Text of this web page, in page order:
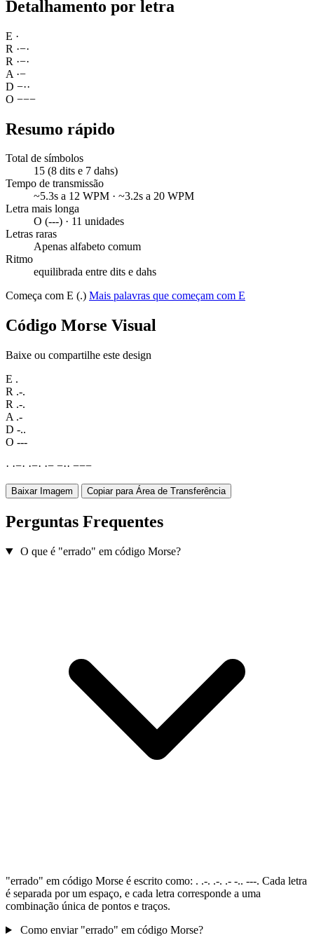
Detalhamento por letra
E ·
R ·−·
R ·−·
A ·−
D −··
O −−−
Resumo rápido
Total de símbolos
15 (8 dits e 7 dahs)
Tempo de transmissão
~5.3s a 12 WPM · ~3.2s a 20 WPM
Letra mais longa
O (---) · 11 unidades
Letras raras
Apenas alfabeto comum
Ritmo
equilibrada entre dits e dahs
Começa com E (.) Mais palavras que começam com E
Código Morse Visual
Baixe ou compartilhe este design
E .
R .-.
R .-.
A .-
D -..
O ---
· ·−· ·−· ·− −·· −−−
Baixar Imagem Copiar para Área de Transferência
Perguntas Frequentes
O que é "errado" em código Morse?
"errado" em código Morse é escrito como: . .-. .-. .- -.. ---. Cada letra
é separada por um espaço, e cada letra corresponde a uma
combinação única de pontos e traços.
Como enviar "errado" em código Morse?